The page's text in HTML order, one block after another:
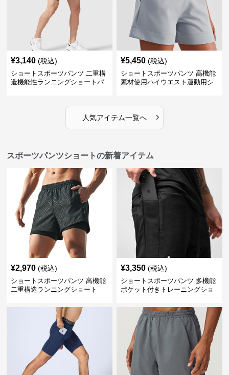
¥3,140 (税込)
ショートスポーツパンツ 二重構
造機能性ランニングショートパ
¥5,450 (税込)
ショートスポーツパンツ 高機能
素材使用ハイウエスト運動用シ
人気アイテム一覧へ ›
スポーツパンツショートの新着アイテム
¥2,970 (税込)
ショートスポーツパンツ 高機能
二重構造ランニングショート
¥3,350 (税込)
ショートスポーツパンツ 多機能
ポケット付きトレーニングショ